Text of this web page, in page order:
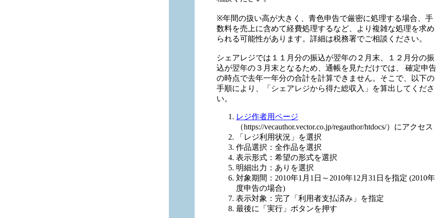
※年間の扱い高が大きく、青色申告で厳密に処理する場合、手
数料を売上に含めて経費処理するなど、より複雑な処理を求め
られる可能性があります。詳細は税務署でご相談ください。
シェアレジでは１１月分の振込が翌年の２月末、１２月分の振
込が翌年の３月末となるため、通帳を見ただけでは、 確定申告
の時点で去年一年分の合計を計算できません。そこで、以下の
手順により、「シェアレジから得た総収入」を算出してくださ
い。
レジ作者用ページ
（https://vecauthor.vector.co.jp/regauthor/htdocs/）にアクセス
「レジ利用状況」を選択
作品選択：全作品を選択
表示形式：希望の形式を選択
明細出力：ありを選択
対象期間：2010年1月1日～2010年12月31日を指定 (2010年
度申告の場合)
表示対象：完了「利用者支払済み」を指定
最後に「実行」ボタンを押す